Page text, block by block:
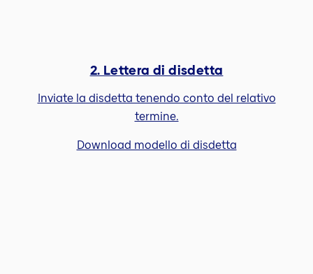
2. Lettera di disdetta
Inviate la disdetta tenendo conto del relativo
termine.
Download modello di disdetta